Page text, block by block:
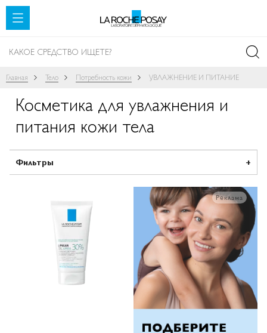
SKIP TO CONTENT
Главная Тело Потребность кожи УВЛАЖНЕНИЕ И ПИТАНИЕ
Косметика для увлажнения и
питания кожи тела
Фильтры
Реклама